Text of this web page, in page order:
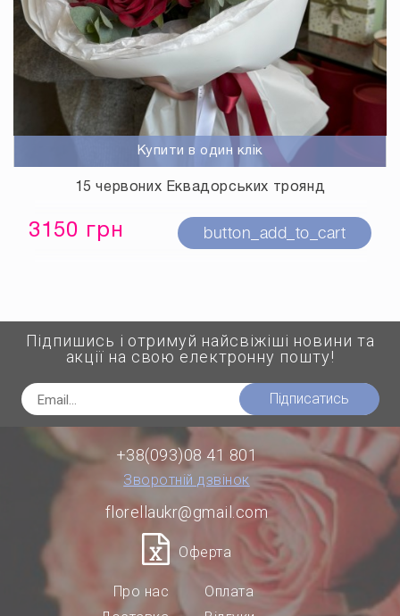
Купити в один клік
15 червоних Еквадорських троянд
3150 грн button_add_to_cart
Підпишись і отримуй найсвіжіші новини та
акції на свою електронну пошту!
Підписатись
+38(093)08 41 801
Зворотній дзвінок
florellaukr@gmail.com
Оферта
Про нас
Оплата